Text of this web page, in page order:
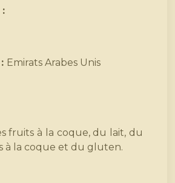
Emirats Arabes Unis
fruits à la coque, du lait, du
à la coque et du gluten.